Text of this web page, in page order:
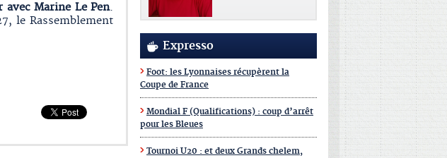
Marine Le Pen.
le Rassemblement
Expresso
Foot: les Lyonnaises récupèrent la
Coupe de France
Mondial F (Qualifications) : coup d’arrêt
pour les Bleues
Tournoi U20 : et deux Grands chelem,